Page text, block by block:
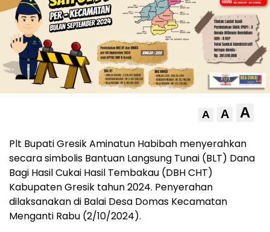
A A A
Plt Bupati Gresik Aminatun Habibah menyerahkan
secara simbolis Bantuan Langsung Tunai (BLT) Dana
Bagi Hasil Cukai Hasil Tembakau (DBH CHT)
Kabupaten Gresik tahun 2024. Penyerahan
dilaksanakan di Balai Desa Domas Kecamatan
Menganti Rabu (2/10/2024).